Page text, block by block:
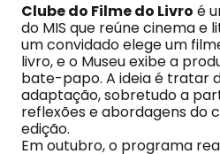
Clube do Filme do Livro é
do MIS que reúne cinema e
um convidado elege um
livro, e o Museu exibe a
bate-papo. A ideia é tratar
adaptação, sobretudo a
reflexões e abordagens do
edição.
Em outubro, o programa